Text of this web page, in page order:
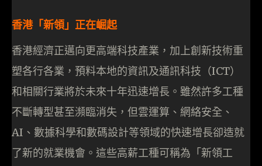
香港「新領」正在崛起
香港經濟正邁向更高端科技產業，加上創新技術重
塑各行各業，預料本地的資訊及通訊科技（ICT）
和相關行業將於未來十年迅速增長。雖然許多工種
不斷轉型甚至瀕臨消失，但雲運算、網絡安全、
AI、數據科學和數碼設計等領域的快速增長卻造就
了新的就業機會。這些高薪工種可稱為「新領工